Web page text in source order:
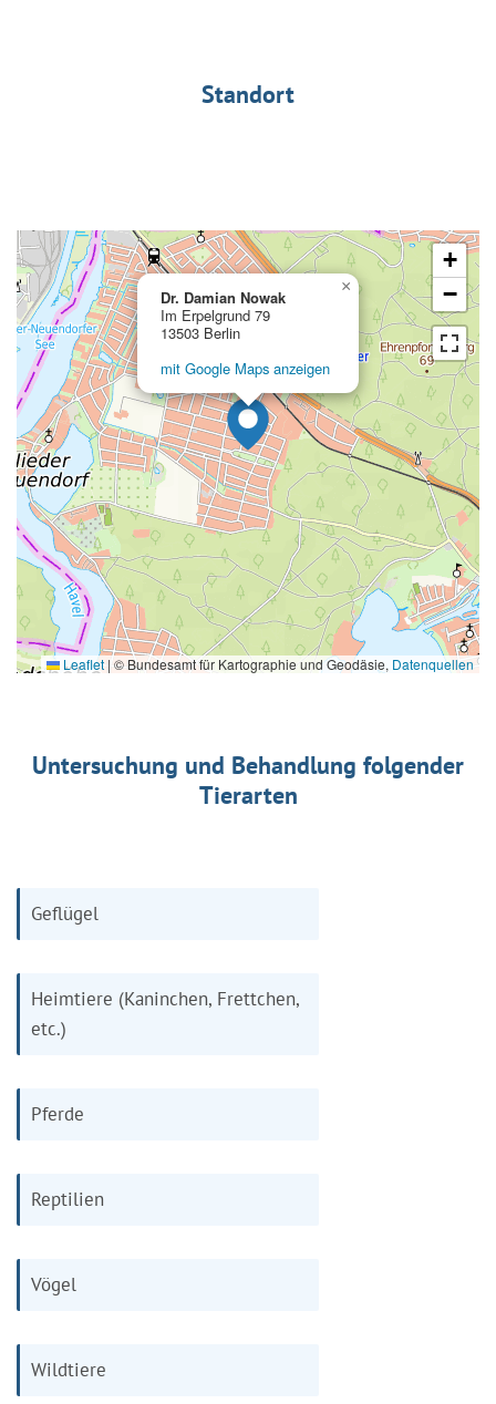
Standort
Dr. Damian Nowak
Im Erpelgrund 79
13503 Berlin
mit Google Maps anzeigen
×
+
−
Leaflet | © Bundesamt für Kartographie und Geodäsie, Datenquellen
Untersuchung und Behandlung folgender
Tierarten
Geflügel
Heimtiere (Kaninchen, Frettchen,
etc.)
Pferde
Reptilien
Vögel
Wildtiere